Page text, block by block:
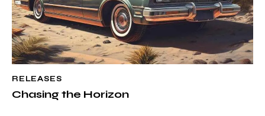
RELEASES
Chasing the Horizon